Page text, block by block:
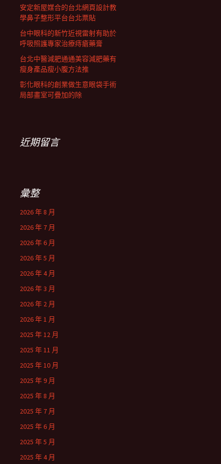
安定新屋媒合的台北網頁設計教
學鼻子整形平台台北票貼
台中眼科的新竹近視雷射有助於
呼吸照護專家治療痔瘡藥膏
台北中醫減肥通通美容減肥藥有
瘦身產品瘦小腹方法推
彰化眼科的創業做生意眼袋手術
局部畫室可疊加的除
近期留言
彙整
2026 年 8 月
2026 年 7 月
2026 年 6 月
2026 年 5 月
2026 年 4 月
2026 年 3 月
2026 年 2 月
2026 年 1 月
2025 年 12 月
2025 年 11 月
2025 年 10 月
2025 年 9 月
2025 年 8 月
2025 年 7 月
2025 年 6 月
2025 年 5 月
2025 年 4 月